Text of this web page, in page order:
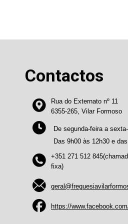
Contactos
Rua do Externato nº 11
6355-265, Vilar Formoso
De segunda-feira a
Das 9h00 às 12h30 e
+351 271 512
fixa)
https://